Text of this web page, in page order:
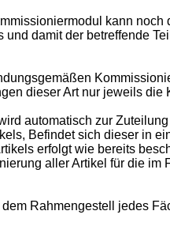
kann
und damit der betreffende
dieser Art nur jeweils
automatisch zur
Befindet sich dieser in
erfolgt wie bereits
aller Artikel für die
Rahmengestell jedes